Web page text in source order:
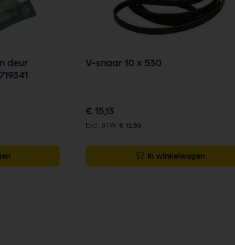
deur
V-snaar 10 x 530
€ 15,13
€ 12,50
In winkelwagen